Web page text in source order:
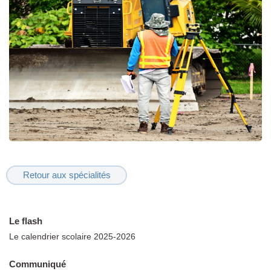
Retour aux spécialités
Le flash
Le calendrier scolaire 2025-2026
Communiqué